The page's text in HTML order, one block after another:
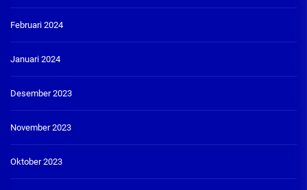
Februari 2024
Januari 2024
Desember 2023
November 2023
Oktober 2023